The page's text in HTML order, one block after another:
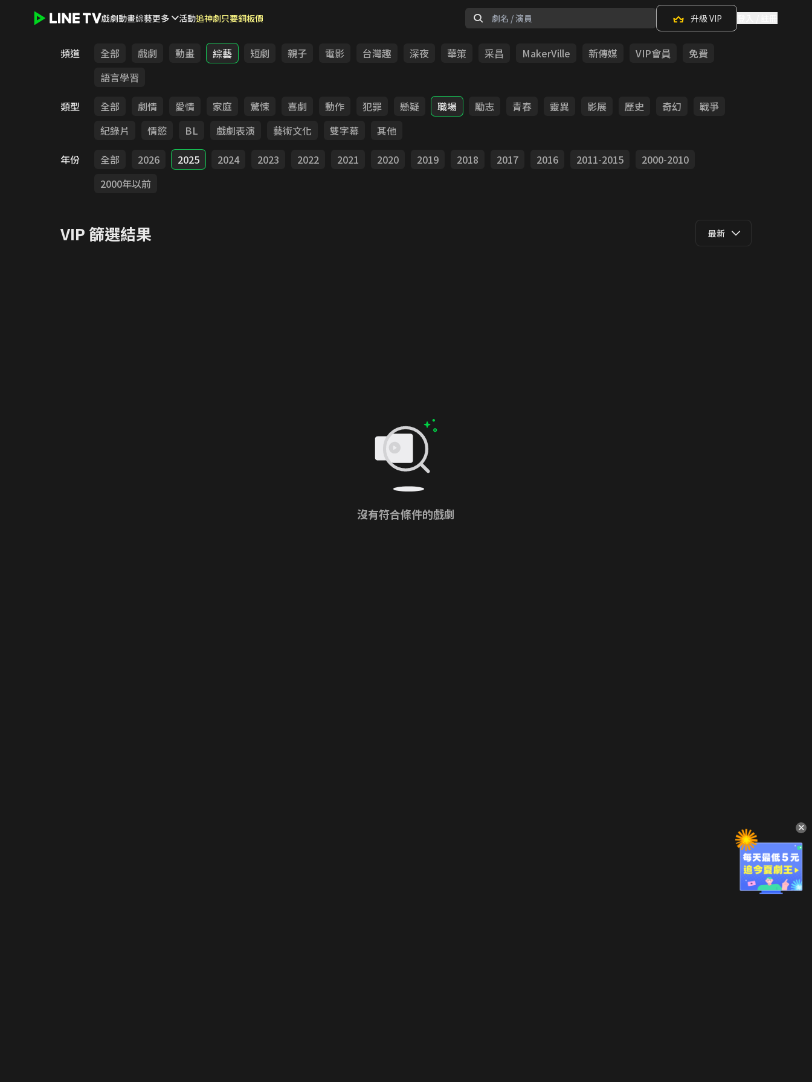
戲劇動畫綜藝更多 活動追神劇只要銅板價 升級 VIP
頻道 全部 戲劇 動畫 綜藝 短劇 親子 電影 台灣趣 深夜 華策 采昌 MakerVille 新傳媒 VIP會員
免費
語言學習
類型
全部 劇情 愛情 家庭 驚悚 喜劇 動作 犯罪 懸疑 職場 勵志 青春 靈異 影展 歷史 奇幻
戰爭
紀錄片
情慾 BL 戲劇表演 藝術文化 雙字幕
其他
年份
全部 2026 2025 2024 2023 2022 2021 2020 2019 2018 2017 2016 2011-2015
2000-2010
2000年以前
VIP 篩選結果 最新
沒有符合條件的戲劇